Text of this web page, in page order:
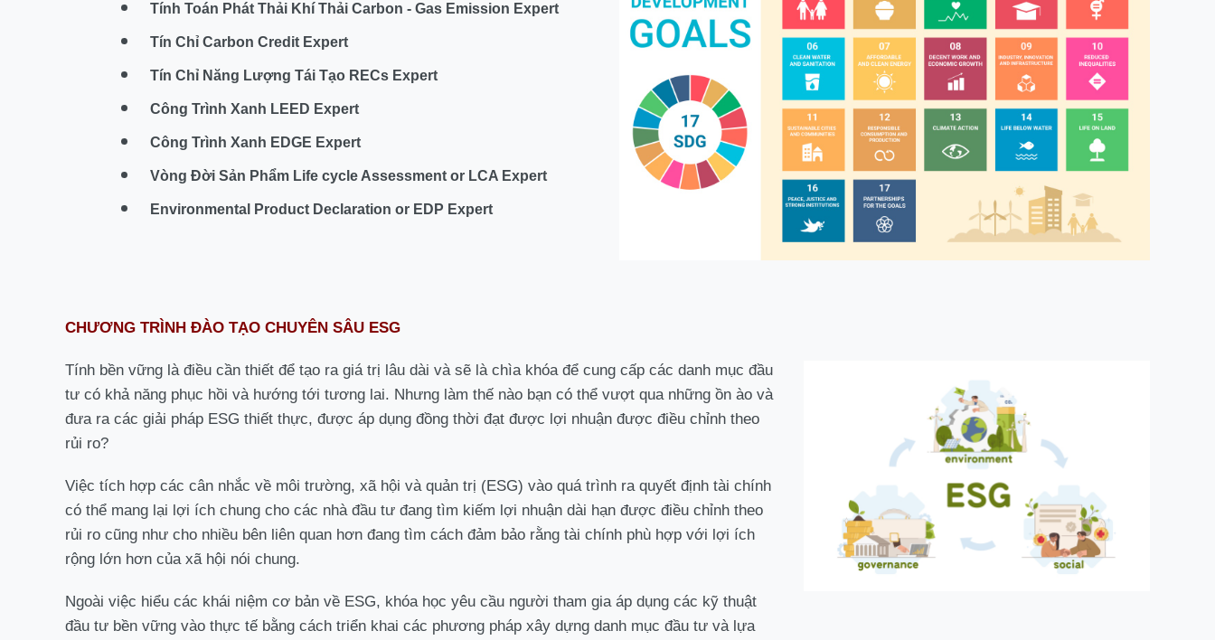
Tính Toán Phát Thải Khí Thải Carbon - Gas Emission Expert
Tín Chỉ Carbon Credit Expert
Tín Chỉ Năng Lượng Tái Tạo RECs Expert
Công Trình Xanh LEED Expert
Công Trình Xanh EDGE Expert
Vòng Đời Sản Phẩm Life cycle Assessment or LCA Expert
Environmental Product Declaration or EDP Expert
CHƯƠNG TRÌNH ĐÀO TẠO CHUYÊN SÂU ESG
Tính bền vững là điều cần thiết để tạo ra giá trị lâu dài và sẽ là chìa khóa để cung cấp các danh mục đầu
tư có khả năng phục hồi và hướng tới tương lai. Nhưng làm thế nào bạn có thể vượt qua những ồn ào và
đưa ra các giải pháp ESG thiết thực, được áp dụng đồng thời đạt được lợi nhuận được điều chỉnh theo
rủi ro?
Việc tích hợp các cân nhắc về môi trường, xã hội và quản trị (ESG) vào quá trình ra quyết định tài chính
có thể mang lại lợi ích chung cho các nhà đầu tư đang tìm kiếm lợi nhuận dài hạn được điều chỉnh theo
rủi ro cũng như cho nhiều bên liên quan hơn đang tìm cách đảm bảo rằng tài chính phù hợp với lợi ích
rộng lớn hơn của xã hội nói chung.
Ngoài việc hiểu các khái niệm cơ bản về ESG, khóa học yêu cầu người tham gia áp dụng các kỹ thuật
đầu tư bền vững vào thực tế bằng cách triển khai các phương pháp xây dựng danh mục đầu tư và lựa